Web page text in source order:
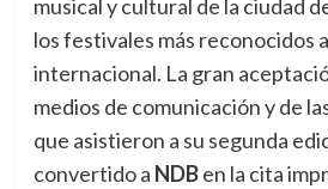
musical y cultural de la ciudad
los festivales más reconocidos
internacional. La gran
medios de comunicación y de
que asistieron a su segunda
convertido a NDBen la cita